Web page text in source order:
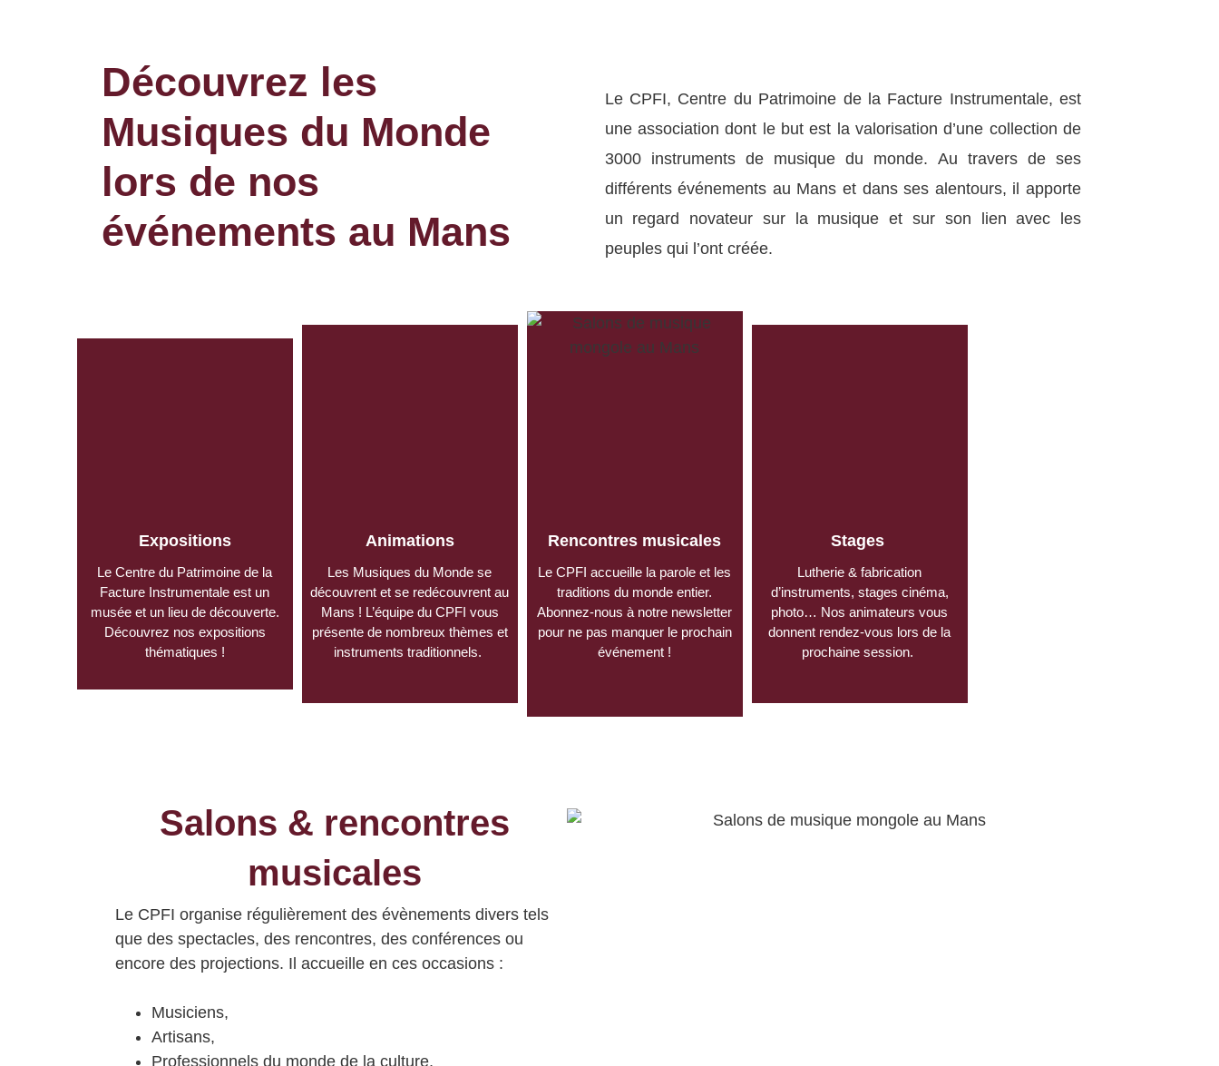
Découvrez les
Musiques du Monde
lors de nos
événements au Mans
Le CPFI, Centre du Patrimoine de la Facture Instrumentale, est
une association dont le but est la valorisation d’une collection de
3000 instruments de musique du monde. Au travers de ses
différents événements au Mans et dans ses alentours, il apporte
un regard novateur sur la musique et sur son lien avec les
peuples qui l’ont créée.
Expositions
Le Centre du Patrimoine de la
Facture Instrumentale est un
musée et un lieu de découverte.
Découvrez nos expositions
thématiques !
Animations
Les Musiques du Monde se
découvrent et se redécouvrent au
Mans ! L’équipe du CPFI vous
présente de nombreux thèmes et
instruments traditionnels.
Rencontres musicales
Le CPFI accueille la parole et les
traditions du monde entier.
Abonnez-nous à notre newsletter
pour ne pas manquer le prochain
événement !
Stages
Lutherie & fabrication
d’instruments, stages cinéma,
photo… Nos animateurs vous
donnent rendez-vous lors de la
prochaine session.
Salons & rencontres
musicales
Le CPFI organise régulièrement des évènements divers tels
que des spectacles, des rencontres, des conférences ou
encore des projections. Il accueille en ces occasions :
Musiciens,
Artisans,
Professionnels du monde de la culture,